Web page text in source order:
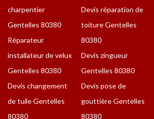
charpentier
Gentelles 80380
Réparateur
installateur de velux
Gentelles 80380
Devis changement
de tuile Gentelles
80380
Devis réparation de
toiture Gentelles
80380
Devis zingueur
Gentelles 80380
Devis pose de
gouttière Gentelles
80380